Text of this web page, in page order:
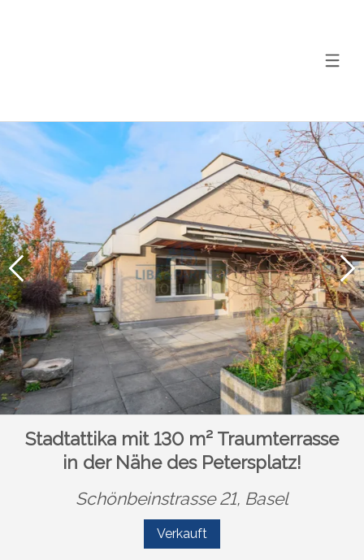
Stadtattika mit 130 m² Traumterrasse
in der Nähe des Petersplatz!
Schönbeinstrasse 21, Basel
Verkauft